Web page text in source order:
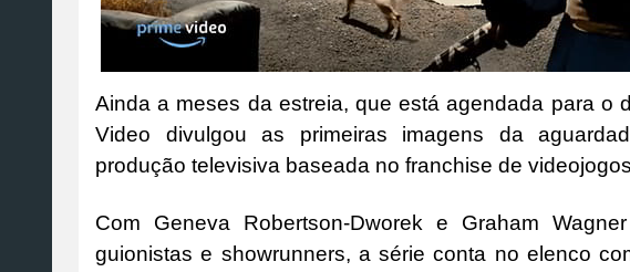
Ainda a meses da estreia, que está agendada para o
Video divulgou as primeiras imagens da
produção televisiva baseada no franchise de
Com Geneva Robertson-Dworek e Graham
guionistas e showrunners, a série conta no elenco